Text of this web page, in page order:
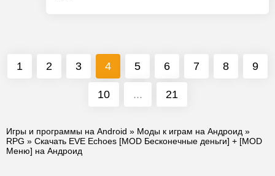
1 2 3 4 5 6 7 8 9
10 ... 21
Игры и программы на Android » Моды к играм на Андроид »
RPG » Скачать EVE Echoes [MOD Бесконечные деньги] + [MOD
Меню] на Андроид